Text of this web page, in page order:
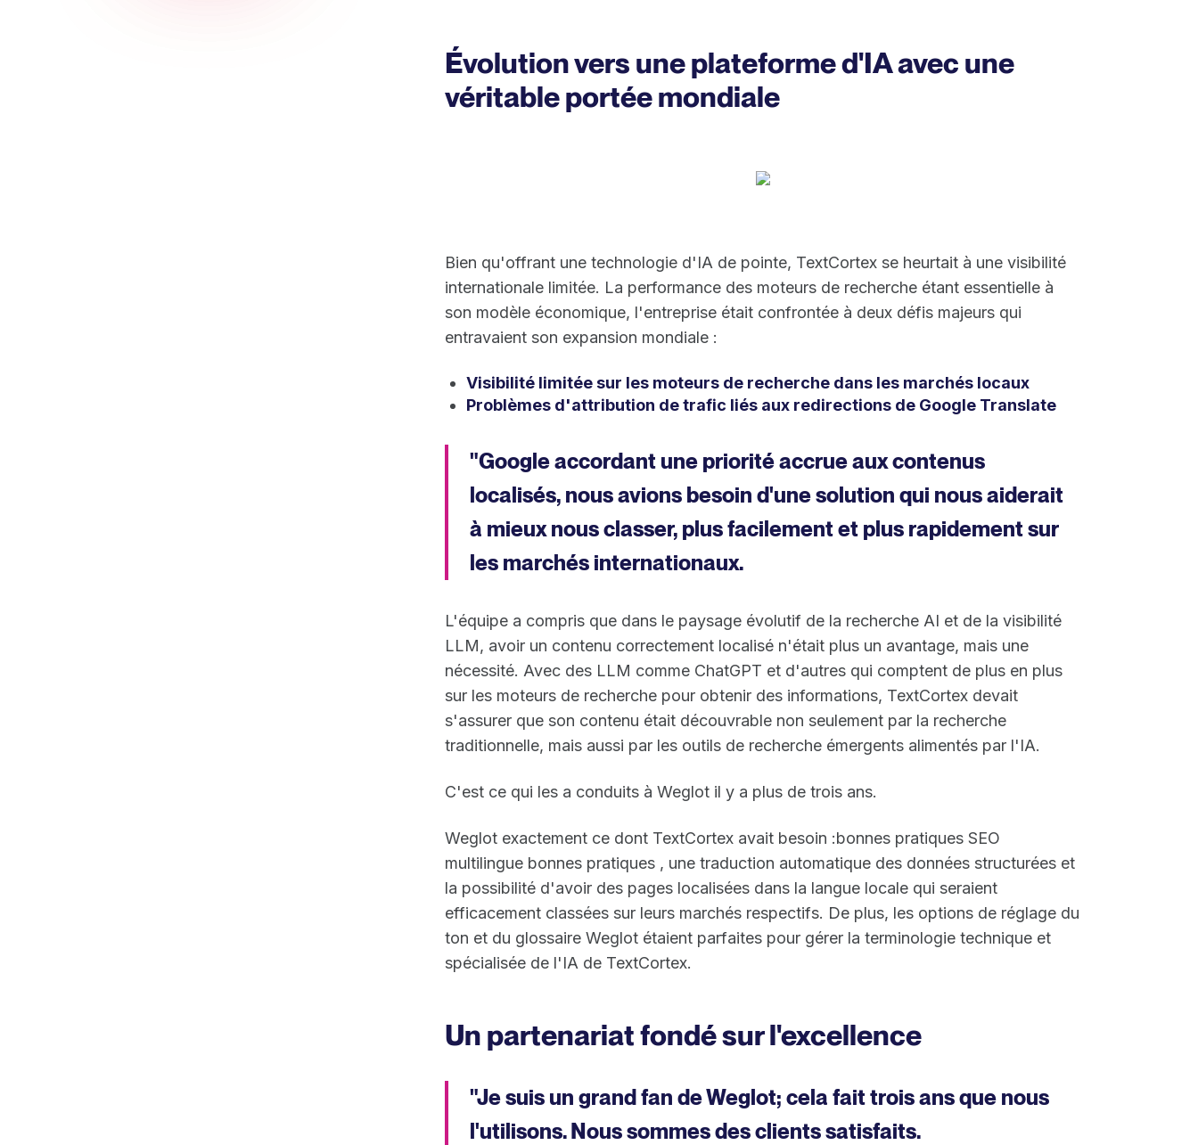
Évolution vers une plateforme d'IA avec une
véritable portée mondiale
Bien qu'offrant une technologie d'IA de pointe, TextCortex se heurtait à une visibilité
internationale limitée. La performance des moteurs de recherche étant essentielle à
son modèle économique, l'entreprise était confrontée à deux défis majeurs qui
entravaient son expansion mondiale :
Visibilité limitée sur les moteurs de recherche dans les marchés locaux
Problèmes d'attribution de trafic liés aux redirections de Google Translate
"Google accordant une priorité accrue aux contenus
localisés, nous avions besoin d'une solution qui nous aiderait
à mieux nous classer, plus facilement et plus rapidement sur
les marchés internationaux.
L'équipe a compris que dans le paysage évolutif de la recherche AI et de la visibilité
LLM, avoir un contenu correctement localisé n'était plus un avantage, mais une
nécessité. Avec des LLM comme ChatGPT et d'autres qui comptent de plus en plus
sur les moteurs de recherche pour obtenir des informations, TextCortex devait
s'assurer que son contenu était découvrable non seulement par la recherche
traditionnelle, mais aussi par les outils de recherche émergents alimentés par l'IA.
C'est ce qui les a conduits à Weglot il y a plus de trois ans.
Weglot exactement ce dont TextCortex avait besoin :bonnes pratiques SEO
multilingue bonnes pratiques , une traduction automatique des données structurées et
la possibilité d'avoir des pages localisées dans la langue locale qui seraient
efficacement classées sur leurs marchés respectifs. De plus, les options de réglage du
ton et du glossaire Weglot étaient parfaites pour gérer la terminologie technique et
spécialisée de l'IA de TextCortex.
Un partenariat fondé sur l'excellence
"Je suis un grand fan de Weglot; cela fait trois ans que nous
l'utilisons. Nous sommes des clients satisfaits.